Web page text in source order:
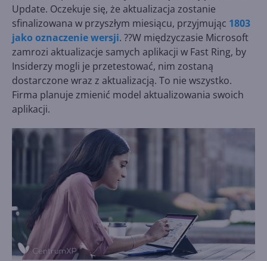
Update. Oczekuje się, że aktualizacja zostanie
sfinalizowana w przyszłym miesiącu, przyjmując 1803
jako oznaczenie wersji. ??W międzyczasie Microsoft
zamrozi aktualizacje samych aplikacji w Fast Ring, by
Insiderzy mogli je przetestować, nim zostaną
dostarczone wraz z aktualizacją. To nie wszystko.
Firma planuje zmienić model aktualizowania swoich
aplikacji.